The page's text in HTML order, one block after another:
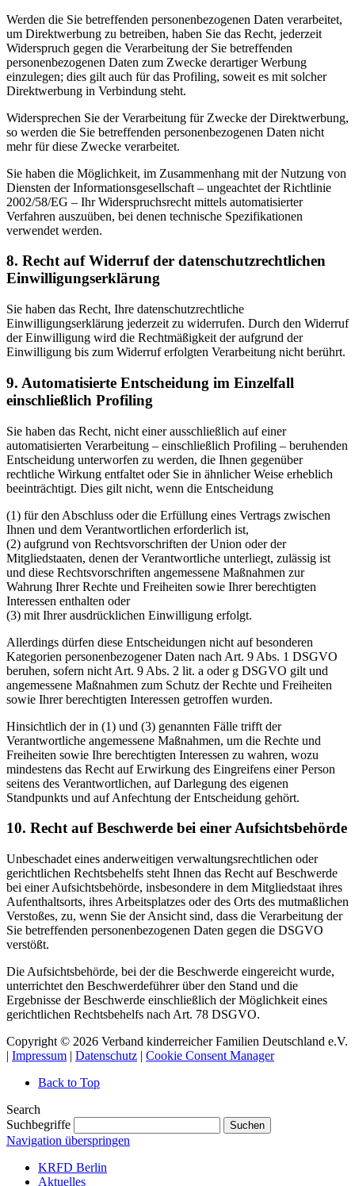
Werden die Sie betreffenden personenbezogenen Daten verarbeitet,
um Direktwerbung zu betreiben, haben Sie das Recht, jederzeit
Widerspruch gegen die Verarbeitung der Sie betreffenden
personenbezogenen Daten zum Zwecke derartiger Werbung
einzulegen; dies gilt auch für das Profiling, soweit es mit solcher
Direktwerbung in Verbindung steht.
Widersprechen Sie der Verarbeitung für Zwecke der Direktwerbung,
so werden die Sie betreffenden personenbezogenen Daten nicht
mehr für diese Zwecke verarbeitet.
Sie haben die Möglichkeit, im Zusammenhang mit der Nutzung von
Diensten der Informationsgesellschaft – ungeachtet der Richtlinie
2002/58/EG – Ihr Widerspruchsrecht mittels automatisierter
Verfahren auszuüben, bei denen technische Spezifikationen
verwendet werden.
8. Recht auf Widerruf der datenschutzrechtlichen
Einwilligungserklärung
Sie haben das Recht, Ihre datenschutzrechtliche
Einwilligungserklärung jederzeit zu widerrufen. Durch den Widerruf
der Einwilligung wird die Rechtmäßigkeit der aufgrund der
Einwilligung bis zum Widerruf erfolgten Verarbeitung nicht berührt.
9. Automatisierte Entscheidung im Einzelfall
einschließlich Profiling
Sie haben das Recht, nicht einer ausschließlich auf einer
automatisierten Verarbeitung – einschließlich Profiling – beruhenden
Entscheidung unterworfen zu werden, die Ihnen gegenüber
rechtliche Wirkung entfaltet oder Sie in ähnlicher Weise erheblich
beeinträchtigt. Dies gilt nicht, wenn die Entscheidung
(1) für den Abschluss oder die Erfüllung eines Vertrags zwischen
Ihnen und dem Verantwortlichen erforderlich ist,
(2) aufgrund von Rechtsvorschriften der Union oder der
Mitgliedstaaten, denen der Verantwortliche unterliegt, zulässig ist
und diese Rechtsvorschriften angemessene Maßnahmen zur
Wahrung Ihrer Rechte und Freiheiten sowie Ihrer berechtigten
Interessen enthalten oder
(3) mit Ihrer ausdrücklichen Einwilligung erfolgt.
Allerdings dürfen diese Entscheidungen nicht auf besonderen
Kategorien personenbezogener Daten nach Art. 9 Abs. 1 DSGVO
beruhen, sofern nicht Art. 9 Abs. 2 lit. a oder g DSGVO gilt und
angemessene Maßnahmen zum Schutz der Rechte und Freiheiten
sowie Ihrer berechtigten Interessen getroffen wurden.
Hinsichtlich der in (1) und (3) genannten Fälle trifft der
Verantwortliche angemessene Maßnahmen, um die Rechte und
Freiheiten sowie Ihre berechtigten Interessen zu wahren, wozu
mindestens das Recht auf Erwirkung des Eingreifens einer Person
seitens des Verantwortlichen, auf Darlegung des eigenen
Standpunkts und auf Anfechtung der Entscheidung gehört.
10. Recht auf Beschwerde bei einer Aufsichtsbehörde
Unbeschadet eines anderweitigen verwaltungsrechtlichen oder
gerichtlichen Rechtsbehelfs steht Ihnen das Recht auf Beschwerde
bei einer Aufsichtsbehörde, insbesondere in dem Mitgliedstaat ihres
Aufenthaltsorts, ihres Arbeitsplatzes oder des Orts des mutmaßlichen
Verstoßes, zu, wenn Sie der Ansicht sind, dass die Verarbeitung der
Sie betreffenden personenbezogenen Daten gegen die DSGVO
verstößt.
Die Aufsichtsbehörde, bei der die Beschwerde eingereicht wurde,
unterrichtet den Beschwerdeführer über den Stand und die
Ergebnisse der Beschwerde einschließlich der Möglichkeit eines
gerichtlichen Rechtsbehelfs nach Art. 78 DSGVO.
Copyright © 2026 Verband kinderreicher Familien Deutschland e.V.
| Impressum | Datenschutz | Cookie Consent Manager
Back to Top
Search
Suchbegriffe
Suchen
Navigation überspringen
KRFD Berlin
Aktuelles